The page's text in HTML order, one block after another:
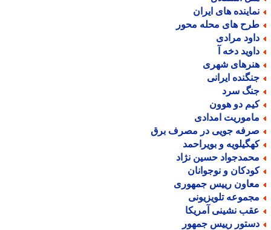
های ایران
های محله محور
مرادی
دخه آ
شهری
ایرانی
سرد
دو هوون
امدادی
جویی در مصرف برق
و بویراحمد
حسین نژاد
و نوجوانان
رییس جمهوری
تلویزیونی
نشینی آمریکا
رییس جمهور